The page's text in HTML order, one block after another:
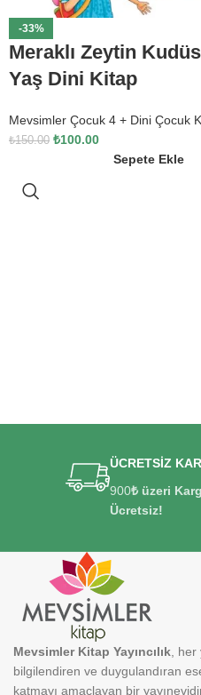
-33%
Meraklı Zeytin
Yaş Dini Kitap
Mevsimler Çocuk 4 + Dini Çocuk
₺150.00 ₺100.00
Sepete Ekle
ÜCRETSİZ
900₺ üzeri
Ücretsiz!
Mevsimler Kitap Yayıncılık ,
bilgilendiren ve duygulandıran
katmayı amaçlayan bir